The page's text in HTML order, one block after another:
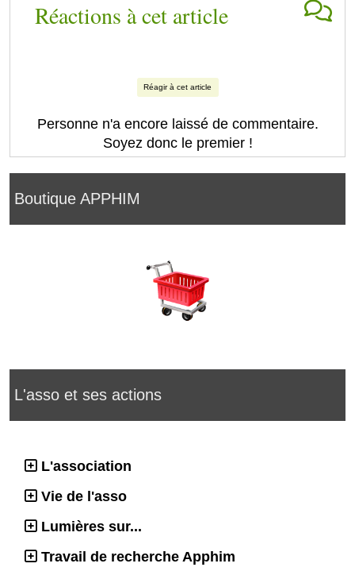
Boutique APPHIM
L'asso et ses actions
L'association
Vie de l'asso
Lumières sur...
Travail de recherche Apphim
Réactions à cet article
Réagir à cet article
Personne n'a encore laissé de commentaire.
Soyez donc le premier !